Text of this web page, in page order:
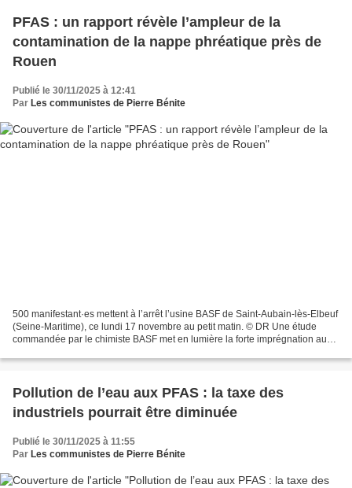
PFAS : un rapport révèle l’ampleur de la
contamination de la nappe phréatique près de
Rouen
Publié le 30/11/2025 à 12:41
Par Les communistes de Pierre Bénite
500 manifestant·es mettent à l’arrêt l’usine BASF de Saint-Aubain-lès-Elbeuf
(Seine-Maritime), ce lundi 17 novembre au petit matin. © DR Une étude
commandée par le chimiste BASF met en lumière la forte imprégnation aux
Pollution de l’eau aux PFAS : la taxe des
industriels pourrait être diminuée
Publié le 30/11/2025 à 11:55
Par Les communistes de Pierre Bénite